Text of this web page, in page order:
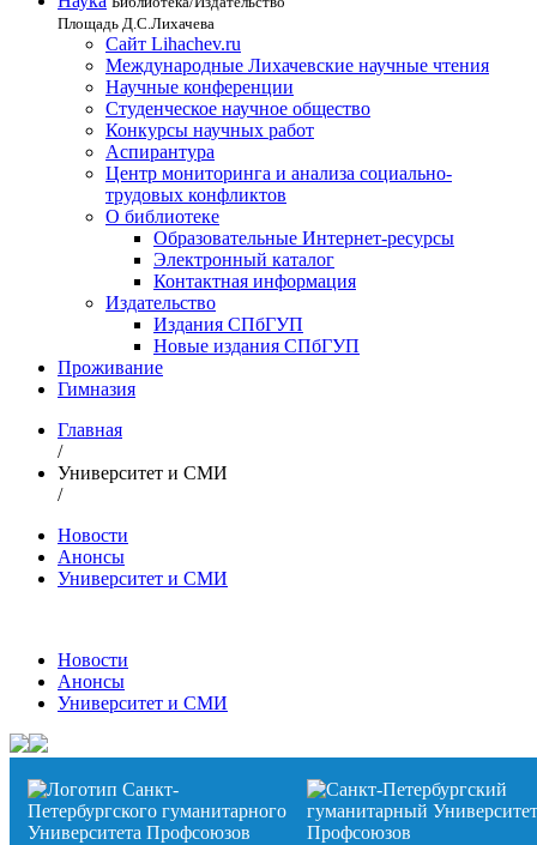
Площадь Д.С.Лихачева
Сайт Lihachev.ru
Международные Лихачевские научные чтения
Научные конференции
Студенческое научное общество
Конкурсы научных работ
Аспирантура
Центр мониторинга и анализа социально-
трудовых конфликтов
О библиотеке
Образовательные Интернет-ресурсы
Электронный каталог
Контактная информация
Издательство
Издания СПбГУП
Новые издания СПбГУП
Проживание
Гимназия
Главная
/
Университет и СМИ
/
Новости
Анонсы
Университет и СМИ
Новости
Анонсы
Университет и СМИ